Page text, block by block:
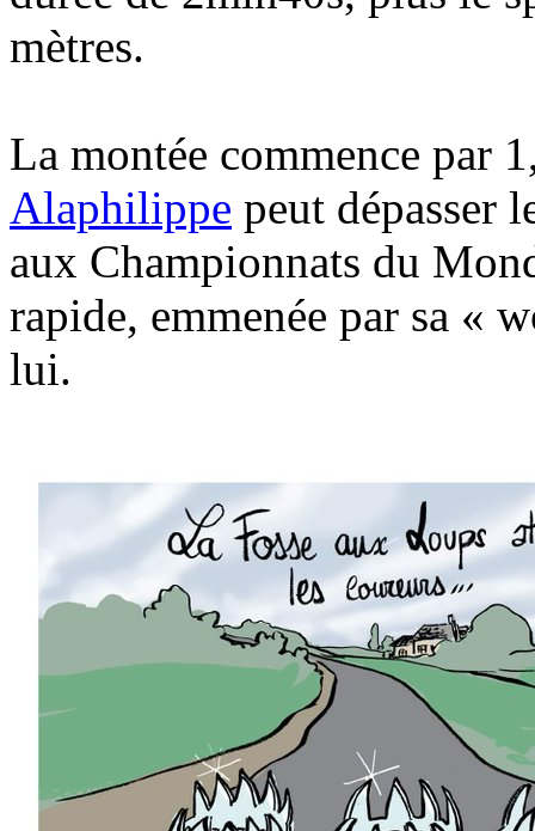
mètres.
La montée commence par
Alaphilippe peut dépasser
aux Championnats du
rapide, emmenée par sa «
lui.